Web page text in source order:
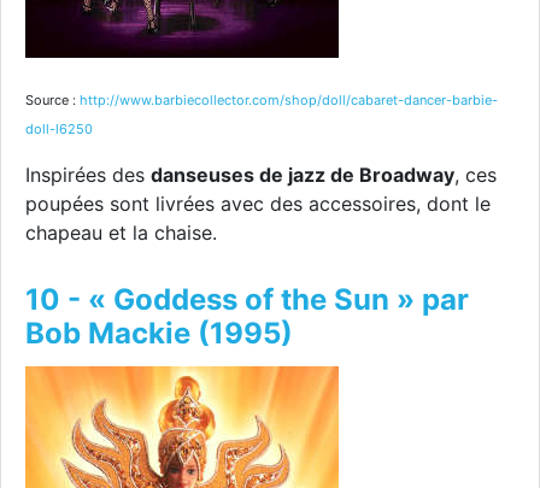
Source : http://www.barbiecollector.com/shop/doll/cabaret-dancer-barbie-
doll-l6250
Inspirées des danseuses de jazz de Broadway, ces
poupées sont livrées avec des accessoires, dont le
chapeau et la chaise.
10 - « Goddess of the Sun » par
Bob Mackie (1995)